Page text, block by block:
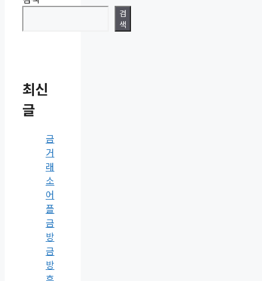
검
색
최신
글
금
거
래
소
어
플
금
방
금
방